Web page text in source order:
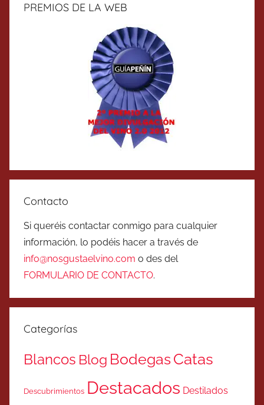
PREMIOS DE LA WEB
Contacto
Si queréis contactar conmigo para cualquier
información, lo podéis hacer a través de
info@nosgustaelvino.com o des del
FORMULARIO DE CONTACTO.
Categorías
Blancos Blog BodegasCatas
Descubrimientos Destacados Destilados